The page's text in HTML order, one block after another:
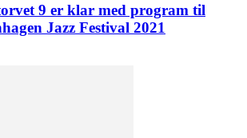
9 er klar med program til
Jazz Festival 2021